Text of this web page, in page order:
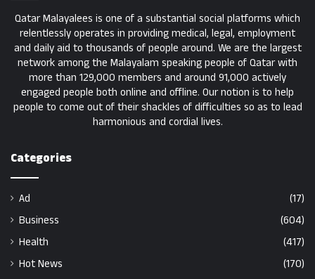
Qatar Malayalees is one of a substantial social platforms which
relentlessly operates in providing medical, legal, employment
and daily aid to thousands of people around. We are the largest
network among the Malayalam speaking people of Qatar with
more than 129,000 members and around 91,000 actively
engaged people both online and offline. Our notion is to help
people to come out of their shackles of difficulties so as to lead
harmonious and cordial lives.
Categories
Ad
(17)
Business
(604)
Health
(417)
Hot News
(170)